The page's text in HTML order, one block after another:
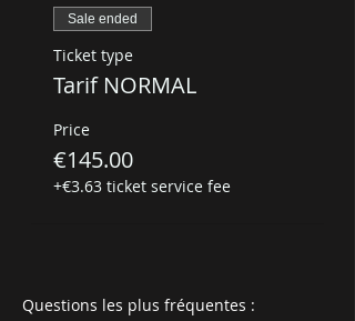
Sale ended
Ticket type
Tarif NORMAL
Price
€145.00
+€3.63 ticket service fee
Questions les plus fréquentes :